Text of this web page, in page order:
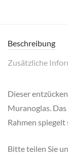
Beschreibung
Zusätzliche
Dieser
Muranoglas.
Rahmen spiegelt
Bitte teilen Sie